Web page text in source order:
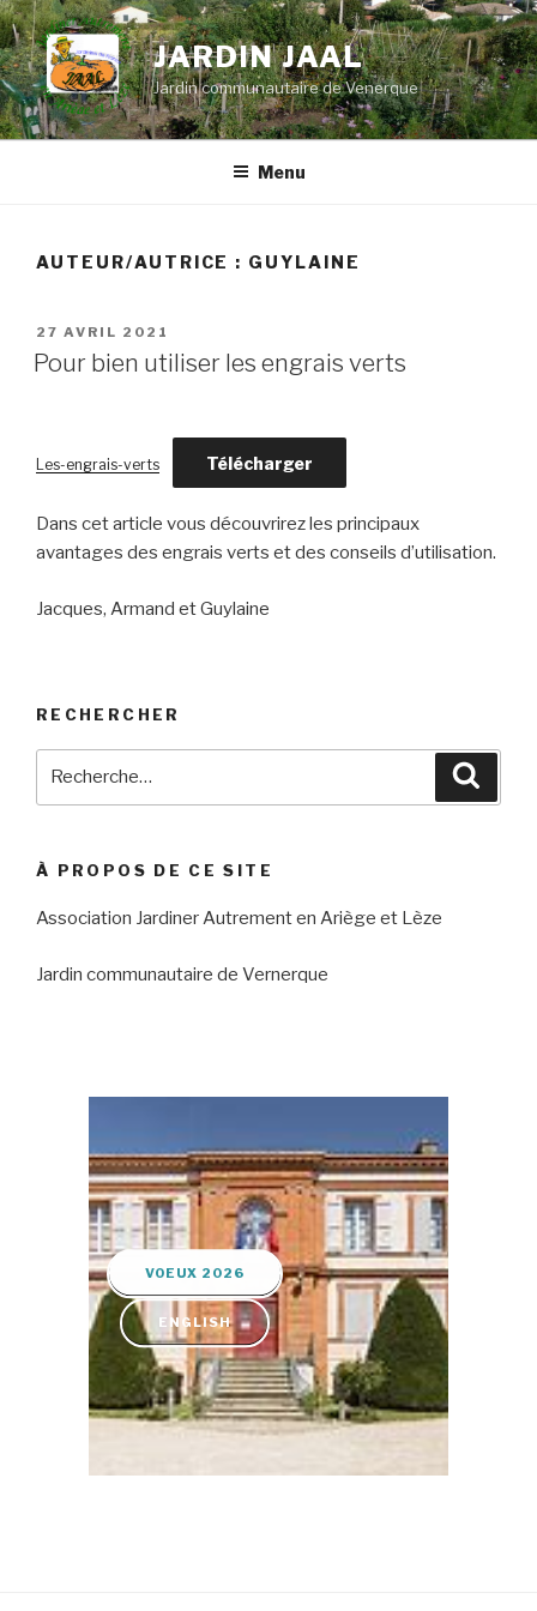
Aller
au
contenu
principal
JARDIN JAAL
Jardin communautaire de Venerque
Menu
AUTEUR/AUTRICE : GUYLAINE
PUBLIÉ
LE
27 AVRIL 2021
Pour bien utiliser les engrais verts
Les-engrais-verts Télécharger
Dans cet article vous découvrirez les principaux
avantages des engrais verts et des conseils d’utilisation.
Jacques, Armand et Guylaine
RECHERCHER
À PROPOS DE CE SITE
Association Jardiner Autrement en Ariège et Lèze
Jardin communautaire de Vernerque
VOEUX 2026
ENGLISH